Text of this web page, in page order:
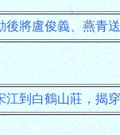
將盧俊義、燕青
到白鶴山莊，揭